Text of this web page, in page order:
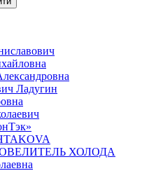
Ладугин
ХОЛОДА